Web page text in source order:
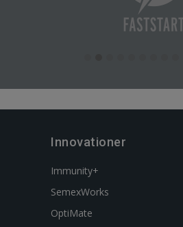
Innovationer
Immunity+
SemexWorks
OptiMate